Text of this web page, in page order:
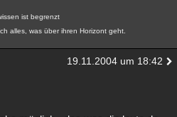
ist begrenzt
alles, was über ihren Horizont geht.
19.11.2004 um 18:42